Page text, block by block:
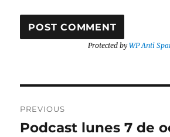
Protected byWP Anti
navigation
PREVIOUS
Previous
Podcast lunes 7 de